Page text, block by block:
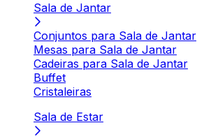
Sala de Jantar
Conjuntos para Sala de Jantar
Mesas para Sala de Jantar
Cadeiras para Sala de Jantar
Buffet
Cristaleiras
Sala de Estar